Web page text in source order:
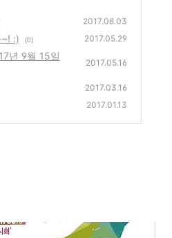
2017.08.03
:) (0) 2017.05.29
년 9월 15일
2017.05.16
2017.03.16
2017.01.13